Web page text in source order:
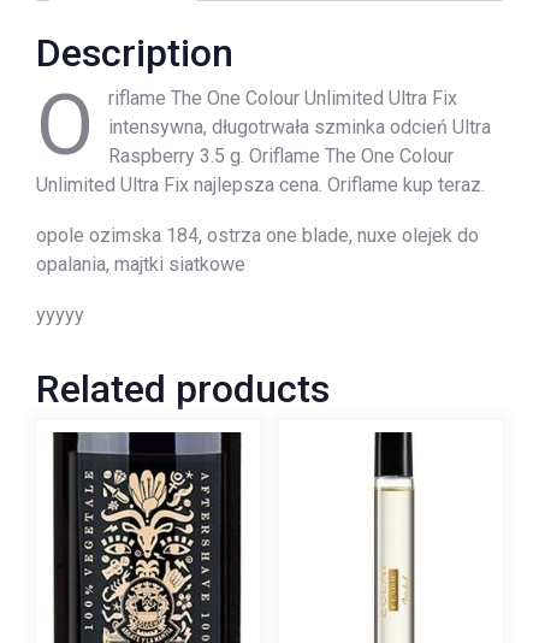
Description
O
riflame The One Colour Unlimited Ultra Fix
intensywna, długotrwała szminka odcień Ultra
Raspberry 3.5 g. Oriflame The One Colour
Unlimited Ultra Fix najlepsza cena. Oriflame kup teraz.
opole ozimska 184, ostrza one blade, nuxe olejek do
opalania, majtki siatkowe
yyyyy
Related products